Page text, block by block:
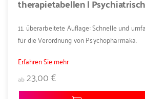
therapietabellen |
11. überarbeitete Auflage: Schnelle und
für die Verordnung von Psychopharmaka.
Erfahren Sie mehr
ab23,00 €